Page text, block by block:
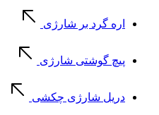
اره گرد بر شارژی
پیچ گوشتی شارژی
دریل شارژی چکشی